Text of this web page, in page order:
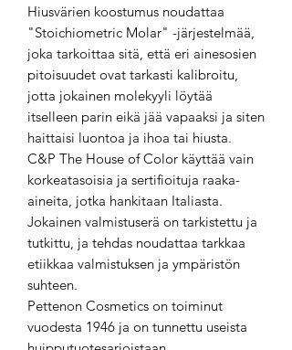
Hiusvärien koostumus noudattaa
"Stoichiometric Molar" -järjestelmää,
joka tarkoittaa sitä, että eri ainesosien
pitoisuudet ovat tarkasti kalibroitu,
jotta jokainen molekyyli löytää
itselleen parin eikä jää vapaaksi ja siten
haittaisi luontoa ja ihoa tai hiusta.
C&P The House of Color käyttää vain
korkeatasoisia ja sertifioituja raaka-
aineita, jotka hankitaan Italiasta.
Jokainen valmistuserä on tarkistettu ja
tutkittu, ja tehdas noudattaa tarkkaa
etiikkaa valmistuksen ja ympäristön
suhteen.
Pettenon Cosmetics on toiminut
vuodesta 1946 ja on tunnettu useista